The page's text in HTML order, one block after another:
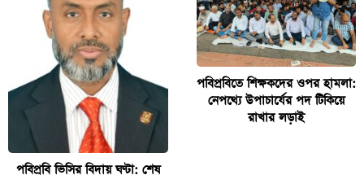
পবিপ্রবি ভিসির বিদায় ঘণ্টা: শেষ
পবিপ্রবিতে শিক্ষকদের ওপর হামলা:
নেপথ্যে উপাচার্যের পদ টিকিয়ে
রাখার লড়াই